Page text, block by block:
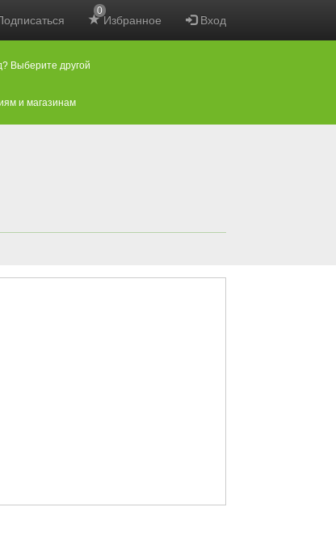
Избранное
0
Вход
Выберите другой
и магазинам